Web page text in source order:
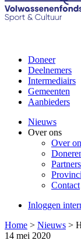
Doneer
Deelnemers
Intermediairs
Gemeenten
Aanbieders
Nieuws
Over ons
Over
Partners
Contact
Inloggen
Home > Nieuws >
14 mei 2020